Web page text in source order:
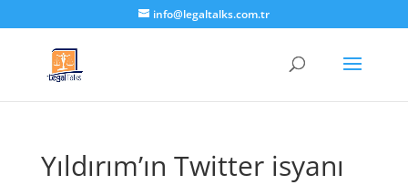
info@legaltalks.com.tr
Yıldırım’ın Twitter isyanı